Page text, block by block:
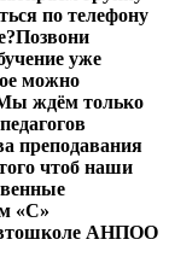
по телефону
Позвони
уже
можно
Мы ждём только
преподавания
чтоб наши
«С»
АНПОО